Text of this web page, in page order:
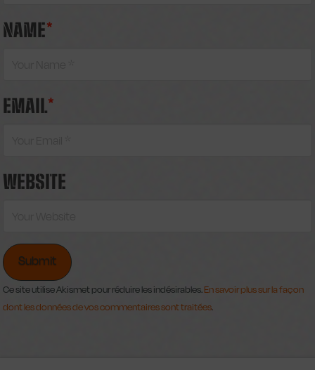
NAME*
EMAIL*
WEBSITE
Ce site utilise Akismet pour réduire les indésirables. En savoir plus sur la façon
dont les données de vos commentaires sont traitées